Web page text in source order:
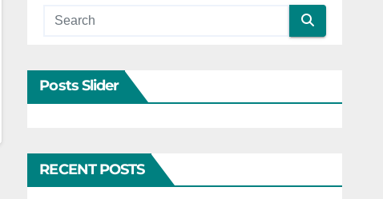
Posts Slider
RECENT POSTS